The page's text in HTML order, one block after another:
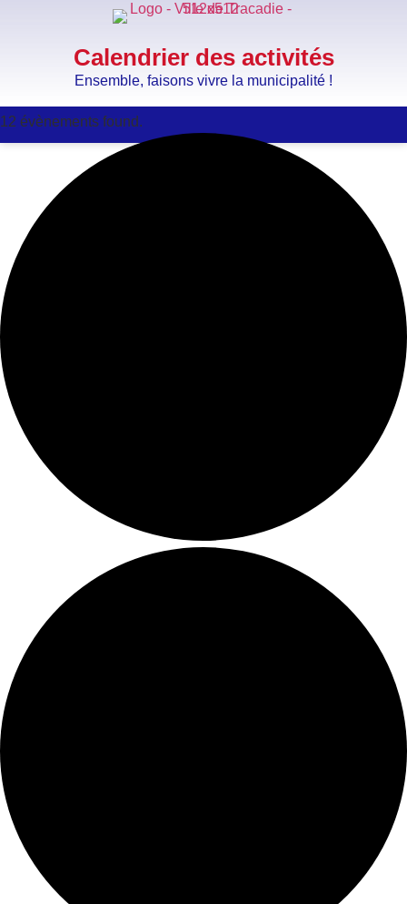
Calendrier des activités
Ensemble, faisons vivre la municipalité !
12 évènements found.